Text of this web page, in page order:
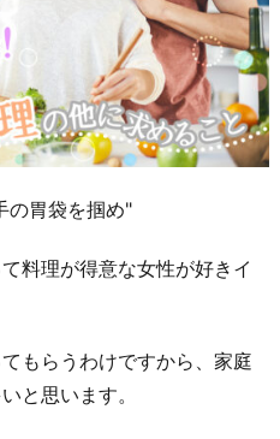
の胃袋を掴め"
料理が得意な女性が好きイ
もらうわけですから、家庭
と思います。